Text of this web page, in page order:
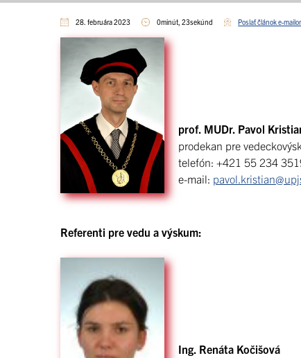
28. februára 2023 0minút, 23sekúnd Poslať článok e-
prof. MUDr. Pavol
prodekan pre
telefón: +421 55 234
e-mail:
Referenti pre vedu a výskum:
Ing. Renáta Kočišová